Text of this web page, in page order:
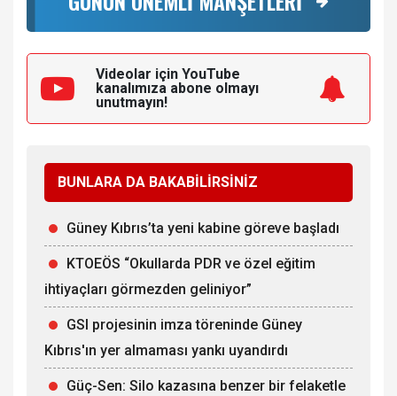
Videolar için YouTube
kanalımıza abone olmayı
unutmayın!
BUNLARA DA BAKABİLİRSİNİZ
Güney Kıbrıs’ta yeni kabine göreve başladı
KTOEÖS “Okullarda PDR ve özel eğitim
ihtiyaçları görmezden geliniyor”
GSI projesinin imza töreninde Güney
Kıbrıs'ın yer almaması yankı uyandırdı
Güç-Sen: Silo kazasına benzer bir felaketle